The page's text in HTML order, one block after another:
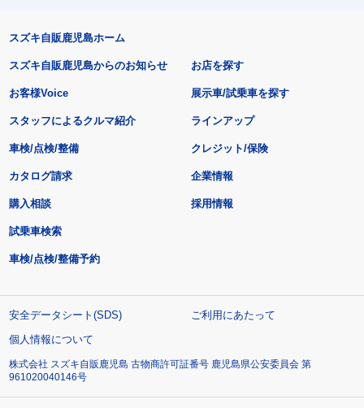
スズキ自販鹿児島ホーム
スズキ自販鹿児島からのお知らせ
お客様Voice
スタッフによるクルマ紹介
お店を探す
展示車/試乗車を探す
ラインアップ
車検/点検/整備 クレジット/保険
カタログ請求
購入相談
試乗車検索
車検/点検/整備予約
企業情報
採用情報
安全データシート(SDS)
ご利用にあたって
個人情報について
株式会社 スズキ自販鹿児島 古物商許可証番号 鹿児島県公安委員会 第
961020040146号